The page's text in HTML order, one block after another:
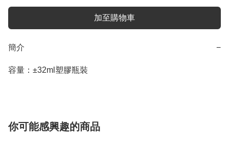
加至購物車
簡介 −
容量：±32ml塑膠瓶裝
你可能感興趣的商品